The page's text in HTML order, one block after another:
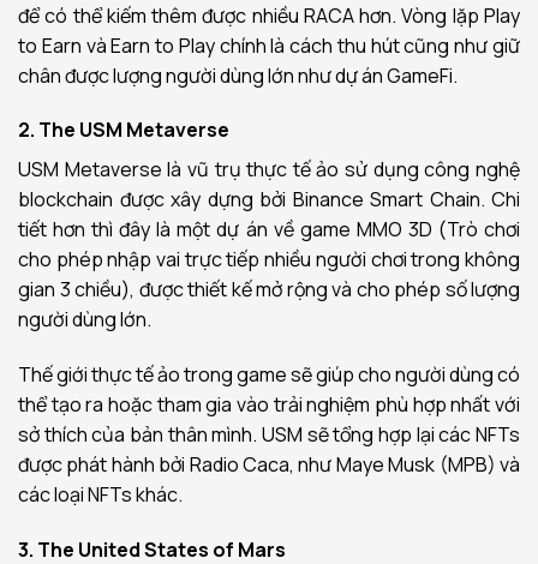
để có thể kiếm thêm được nhiều RACA hơn. Vòng lặp Play
to Earn và Earn to Play chính là cách thu hút cũng như giữ
chân được lượng người dùng lớn như dự án GameFi.
2. The USM Metaverse
USM Metaverse là vũ trụ thực tế ảo sử dụng công nghệ
blockchain được xây dựng bởi Binance Smart Chain. Chi
tiết hơn thì đây là một dự án về game MMO 3D (Trò chơi
cho phép nhập vai trực tiếp nhiều người chơi trong không
gian 3 chiều), được thiết kế mở rộng và cho phép số lượng
người dùng lớn.
Thế giới thực tế ảo trong game sẽ giúp cho người dùng có
thể tạo ra hoặc tham gia vào trải nghiệm phù hợp nhất với
sở thích của bản thân mình. USM sẽ tổng hợp lại các NFTs
được phát hành bởi Radio Caca, như Maye Musk (MPB) và
các loại NFTs khác.
3. The United States of Mars